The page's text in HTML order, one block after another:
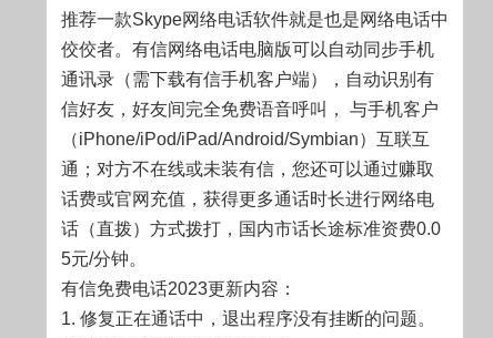
推荐一款Skype网络电话软件就是也是网络电话中
佼佼者。有信网络电话电脑版可以自动同步手机
通讯录（需下载有信手机客户端），自动识别有
信好友，好友间完全免费语音呼叫， 与手机客户
（iPhone/iPod/iPad/Android/Symbian）互联互
通；对方不在线或未装有信，您还可以通过赚取
话费或官网充值，获得更多通话时长进行网络电
话（直拨）方式拨打，国内市话长途标准资费0.0
5元/分钟。
有信免费电话2023更新内容：
1. 修复正在通话中，退出程序没有挂断的问题。